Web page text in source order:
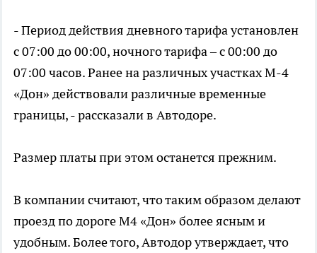
- Период действия дневного тарифа установлен
с 07:00 до 00:00, ночного тарифа – с 00:00 до
07:00 часов. Ранее на различных участках М-4
«Дон» действовали различные временные
границы, - рассказали в Автодоре.
Размер платы при этом останется прежним.
В компании считают, что таким образом делают
проезд по дороге М4 «Дон» более ясным и
удобным. Более того, Автодор утверждает, что